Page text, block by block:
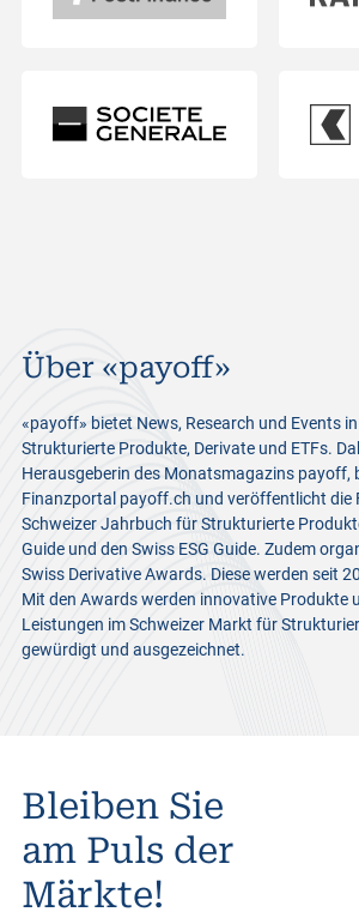
Über «payoff»
«payoff» bietet News, Research und Events
Strukturierte Produkte, Derivate und ETFs.
Herausgeberin des Monatsmagazins payoff,
Finanzportal payoff.ch und veröffentlicht die
Schweizer Jahrbuch für Strukturierte
Guide und den Swiss ESG Guide. Zudem
Swiss Derivative Awards. Diese werden seit
Mit den Awards werden innovative Produkte
Leistungen im Schweizer Markt für
gewürdigt und ausgezeichnet.
Bleiben Sie
am Puls der
Märkte!